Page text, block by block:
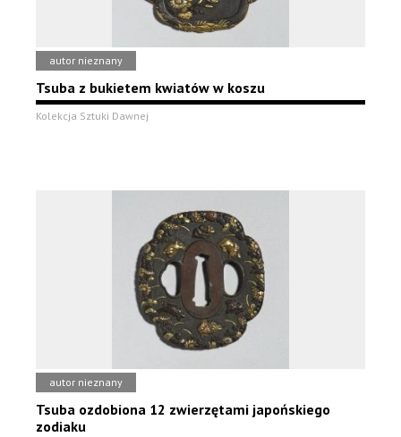
autor nieznany
Tsuba z bukietem kwiatów w koszu
Kolekcja Sztuki Dawnej
autor nieznany
Tsuba ozdobiona 12 zwierzętami japońskiego
zodiaku